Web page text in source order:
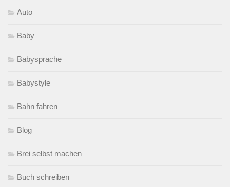
Auto
Baby
Babysprache
Babystyle
Bahn fahren
Blog
Brei selbst machen
Buch schreiben